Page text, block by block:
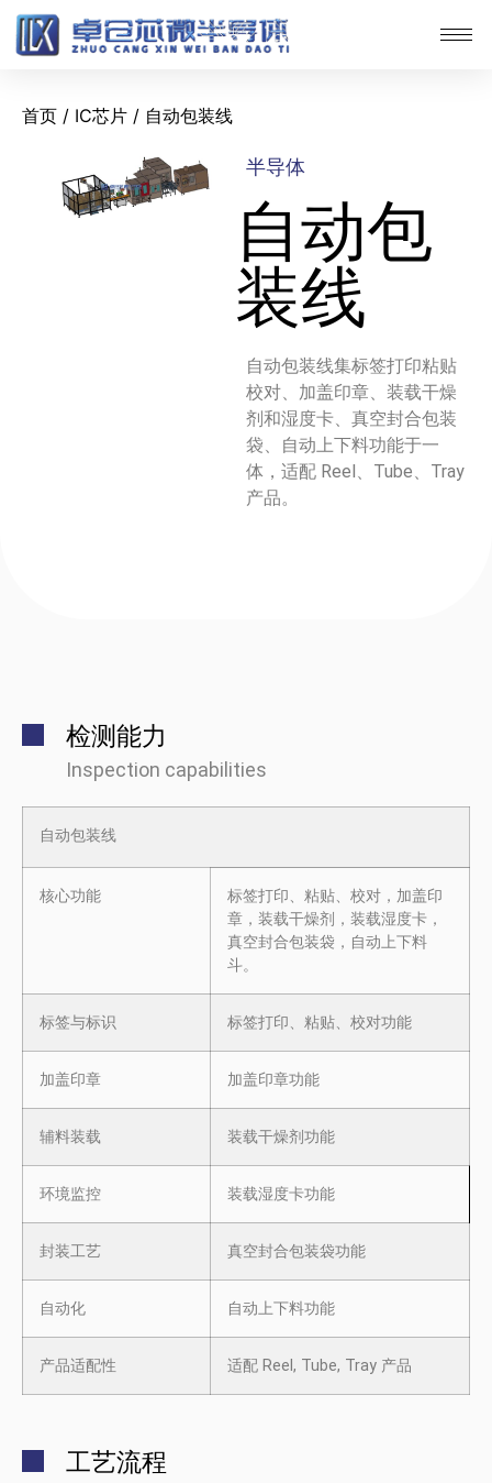
首页 / IC芯片 / 自动包装线
半导体
自动包
装线
自动包装线集标签打印粘贴
校对、加盖印章、装载干燥
剂和湿度卡、真空封合包装
袋、自动上下料功能于一
体，适配 Reel、Tube、Tray
产品。
检测能力
Inspection capabilities
自动包装线
核心功能
标签打印、粘贴、校对，加盖印
章，装载干燥剂，装载湿度卡，
真空封合包装袋，自动上下料
斗。
标签与标识 标签打印、粘贴、校对功能
加盖印章 加盖印章功能
辅料装载 装载干燥剂功能
环境监控 装载湿度卡功能
封装工艺 真空封合包装袋功能
自动化 自动上下料功能
产品适配性 适配 Reel, Tube, Tray 产品
工艺流程